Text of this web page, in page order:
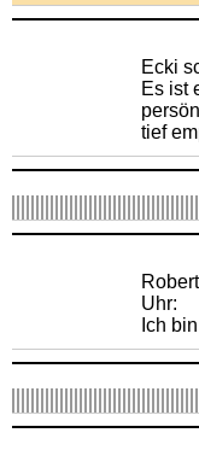
Ecki
Es ist
tief
Uhr:
Ich